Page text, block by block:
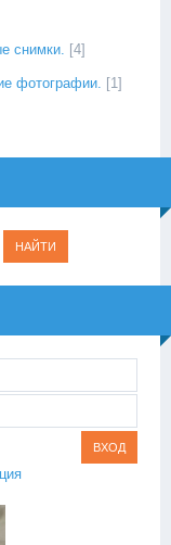
снимки. [4]
фотографии. [1]